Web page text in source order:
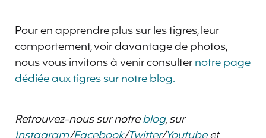
Pour en apprendre plus sur les tigres, leur
comportement, voir davantage de photos,
nous vous invitons à venir consulternotre page
dédiée aux tigres sur notre blog.
Retrouvez-nous sur notreblog, sur